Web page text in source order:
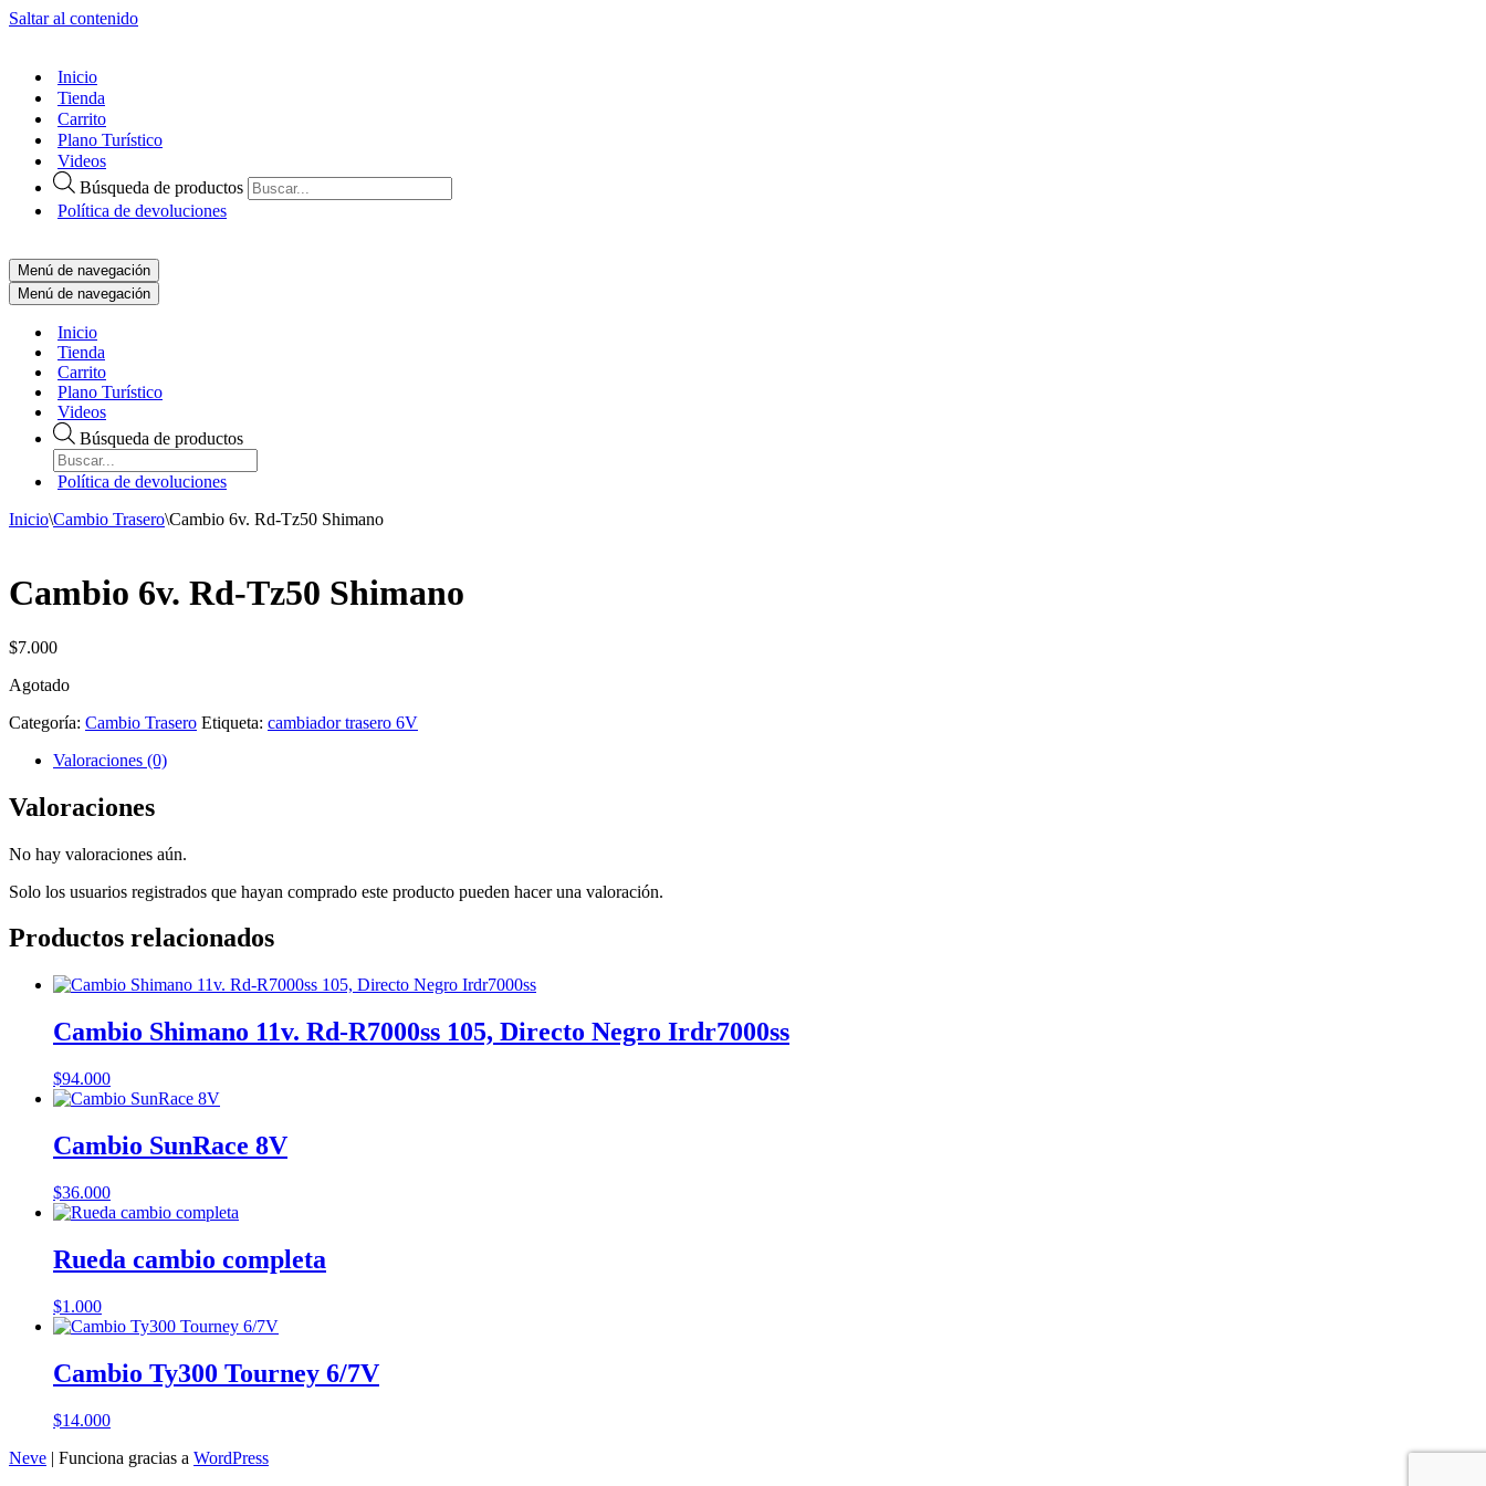
Saltar al contenido
Inicio
Tienda
Carrito
Plano Turístico
Videos
Búsqueda de productos
Política de devoluciones
Menú de navegación
Menú de navegación
Inicio
Tienda
Carrito
Plano Turístico
Videos
Búsqueda de productos
Política de devoluciones
Inicio\Cambio Trasero\Cambio 6v. Rd-Tz50 Shimano
Cambio 6v. Rd-Tz50 Shimano
$7.000
Agotado
Categoría: Cambio Trasero Etiqueta: cambiador trasero 6V
Valoraciones (0)
Valoraciones
No hay valoraciones aún.
Solo los usuarios registrados que hayan comprado este producto pueden hacer una valoración.
Productos relacionados
Cambio Shimano 11v. Rd-R7000ss 105, Directo Negro Irdr7000ss
$94.000
Cambio SunRace 8V
$36.000
Rueda cambio completa
$1.000
Cambio Ty300 Tourney 6/7V
$14.000
Neve | Funciona gracias a WordPress